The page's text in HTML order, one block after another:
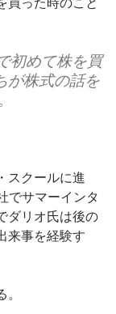
初めて株を買
が株式の話を
スクールに進
でサマーインタ
ダリオ氏は後の
来事を経験す